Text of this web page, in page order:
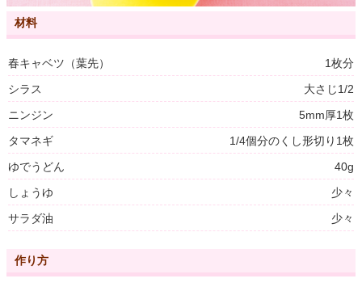
材料
春キャベツ（葉先）
1枚分
シラス
大さじ1/2
ニンジン
5mm厚1枚
タマネギ
1/4個分のくし形切り1枚
ゆでうどん
40g
しょうゆ
少々
サラダ油
少々
作り方